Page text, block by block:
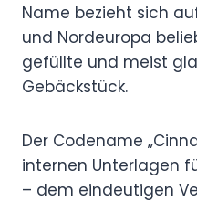
Name bezieht sich
und Nordeuropa
gefüllte und meist
Gebäckstück.
Der Codename
internen Unterlagen
– dem eindeutigen